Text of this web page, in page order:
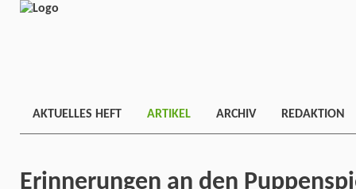
AKTUELLES HEFT ARTIKEL ARCHIV REDAKTION
Erinnerungen an den